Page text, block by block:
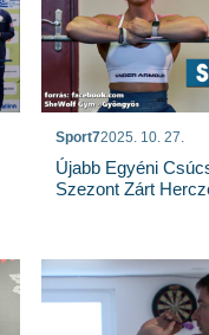
Sport72025. 10. 27.
Újabb Egyéni
Szezont Zárt